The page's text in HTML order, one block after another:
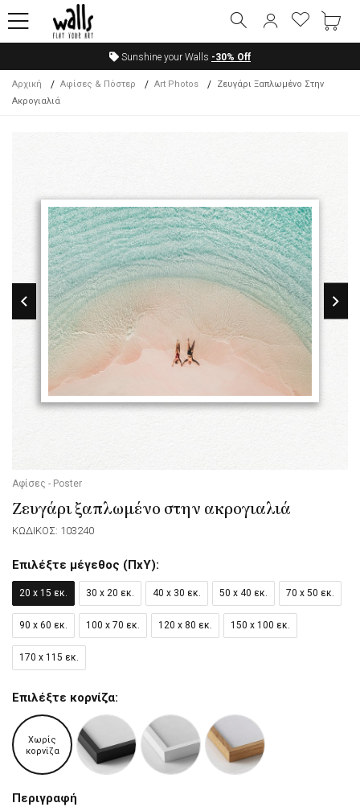
Sunshine your Walls -30% Off
Αρχική Αφίσες & Πόστερ Art Photos
Ζευγάρι Ξαπλωμένο Στην
Ακρογιαλιά
Αφίσες - Poster
Ζευγάρι ξαπλωμένο στην ακρογιαλιά
ΚΩΔΙΚΟΣ: 103240
Επιλέξτε μέγεθος (ΠxΥ):
20 x 15 εκ. 30 x 20 εκ. 40 x 30 εκ. 50 x 40 εκ. 70 x 50 εκ.
90 x 60 εκ. 100 x 70 εκ. 120 x 80 εκ. 150 x 100 εκ.
170 x 115 εκ.
Επιλέξτε κορνίζα:
Χωρίς
κορνίζα
Περιγραφή